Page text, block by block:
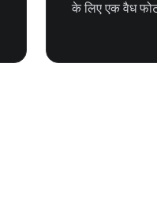
के लिए एक वैध